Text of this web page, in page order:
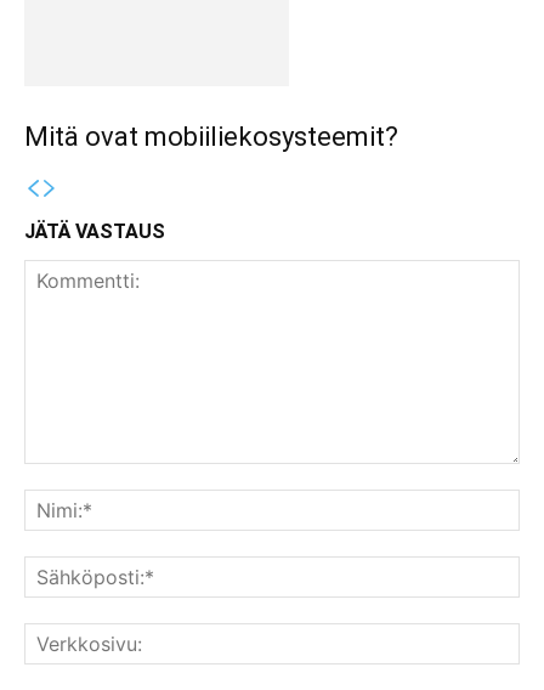
Mitä ovat mobiiliekosysteemit?
JÄTÄ VASTAUS